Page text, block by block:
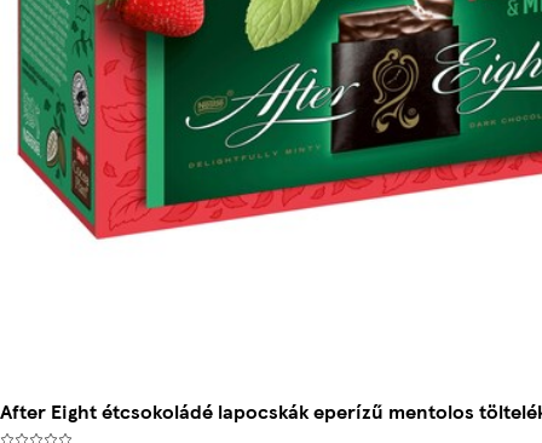
After Eight étcsokoládé lapocskák eperízű mentolos